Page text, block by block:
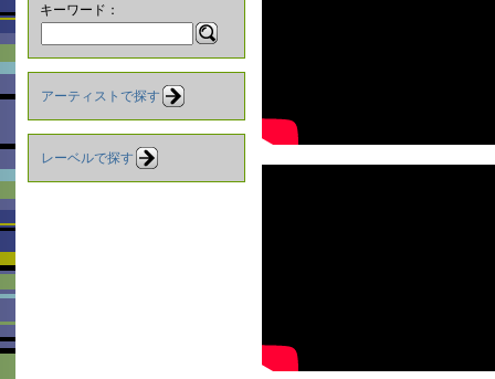
キーワード：
アーティストで探す
レーベルで探す